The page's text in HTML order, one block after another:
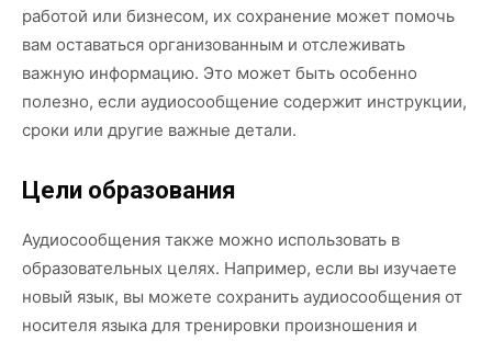
работой или бизнесом, их сохранение может помочь
вам оставаться организованным и отслеживать
важную информацию. Это может быть особенно
полезно, если аудиосообщение содержит инструкции,
сроки или другие важные детали.
Цели образования
Аудиосообщения также можно использовать в
образовательных целях. Например, если вы изучаете
новый язык, вы можете сохранить аудиосообщения от
носителя языка для тренировки произношения и